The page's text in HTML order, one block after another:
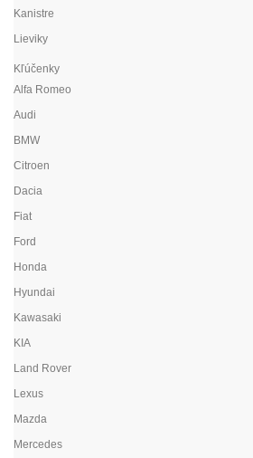
Kanistre
Lieviky
Kľúčenky
Alfa Romeo
Audi
BMW
Citroen
Dacia
Fiat
Ford
Honda
Hyundai
Kawasaki
KIA
Land Rover
Lexus
Mazda
Mercedes